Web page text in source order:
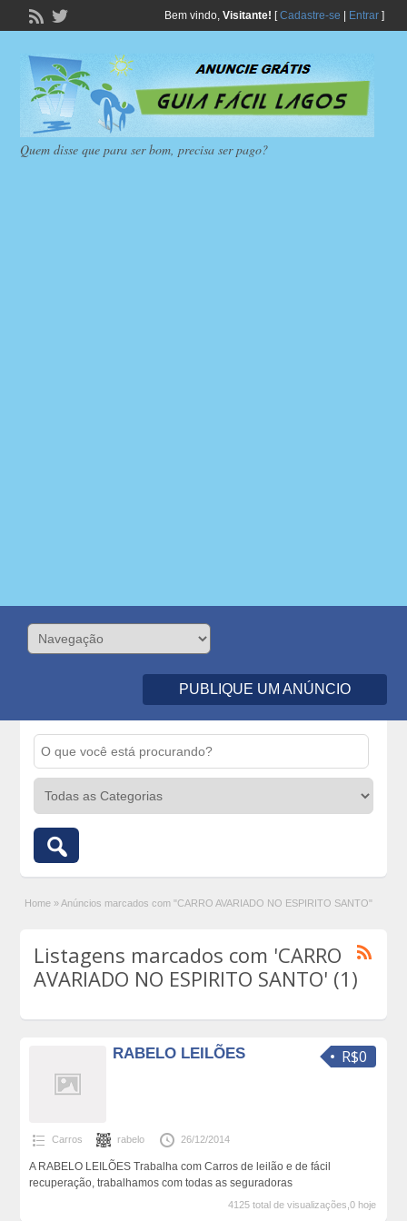
Bem vindo, Visitante! [Cadastre-se Entrar]
Quem disse que para ser bom, precisa ser pago?
PUBLIQUE UM ANÚNCIO
Home » Anúncios marcados com "CARRO AVARIADO NO ESPIRITO SANTO"
Listagens marcados com 'CARRO
AVARIADO NO ESPIRITO SANTO' (1)
R$0
RABELO LEILÕES
Carros rabelo 26/12/2014
A RABELO LEILÕES Trabalha com Carros de leilão e de fácil
recuperação, trabalhamos com todas as seguradoras
4125 total de visualizações,0 hoje